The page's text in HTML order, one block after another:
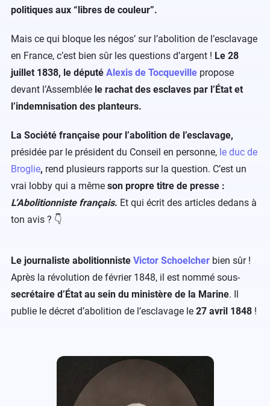
politiques aux “libres de couleur”.
Mais ce qui bloque les négos’ sur l’abolition de l’esclavage
en France, c’est bien sûr les questions d’argent ! Le 28
juillet 1838, le député Alexis de Tocqueville propose
devant l’Assemblée le rachat des esclaves par l’État et
l’indemnisation des planteurs.
La Société française pour l’abolition de l’esclavage,
présidée par le président du Conseil en personne, le duc de
Broglie, rend plusieurs rapports sur la question. C’est un
vrai lobby qui a même son propre titre de presse :
L’Abolitionniste français. Et qui écrit des articles dedans à
ton avis ? 👇
Le journaliste abolitionniste Victor Schoelcher bien sûr !
Après la révolution de février 1848, il est nommé sous-
secrétaire d’État au sein du ministère de la Marine.
publie le décret d’abolition de l’esclavage le 27 avril 1848 !